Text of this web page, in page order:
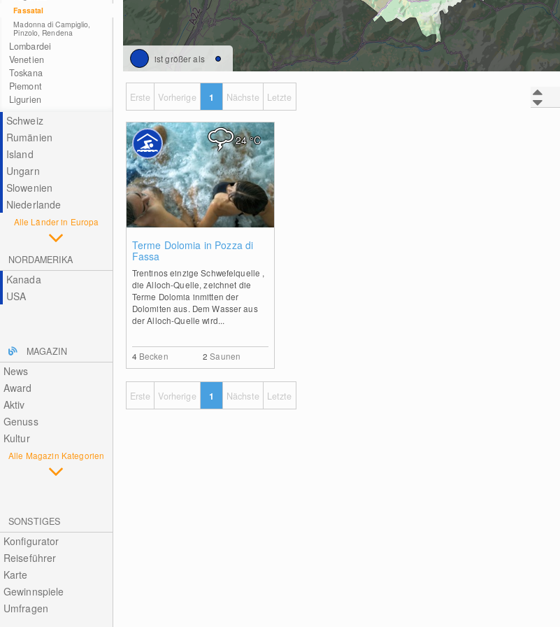
Fassatal
Madonna di Campiglio,
Pinzolo, Rendena
Lombardei
Venetien
Toskana
Piemont
Ligurien
Schweiz
Rumänien
Island
Ungarn
Slowenien
Niederlande
Alle Länder in Europa
NORDAMERIKA
Kanada
USA
MAGAZIN
News
Award
Aktiv
Genuss
Kultur
Alle Magazin Kategorien
SONSTIGES
Konfigurator
Reiseführer
Karte
Gewinnspiele
Umfragen
ist größer als
Erste Vorherige 1 Nächste Letzte
Terme Dolomia in Pozza di
Fassa
Trentinos einzige Schwefelquelle ,
die Alloch-Quelle, zeichnet die
Terme Dolomia inmitten der
Dolomiten aus. Dem Wasser aus
der Alloch-Quelle wird...
4 Becken 2 Saunen
24°C
Erste Vorherige 1 Nächste Letzte